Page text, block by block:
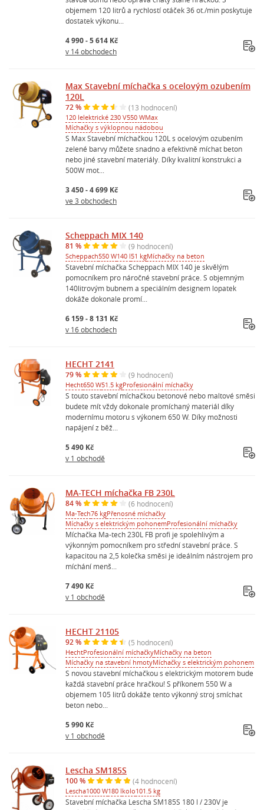
objemem 120 litrů a rychlostí otáček 36 ot./min poskytuje
dostatek výkonu...
4 990 - 5 614 Kč
v 14 obchodech
Max Stavební míchačka s ocelovým ozubením
120L
72 % (13 hodnocení)
120 lelektrické 230 V550 WMax
Míchačky s výklopnou nádobou
S Max Stavební míchačkou 120L s ocelovým ozubením
zelené barvy můžete snadno a efektivně míchat beton
nebo jiné stavební materiály. Díky kvalitní konstrukci a
500W mot...
3 450 - 4 699 Kč
ve 3 obchodech
Scheppach MIX 140
81 % (9 hodnocení)
Scheppach550 W140 l51 kgMíchačky na beton
Stavební míchačka Scheppach MIX 140 je skvělým
pomocníkem pro náročné stavební práce. S objemným
140litrovým bubnem a speciálním designem lopatek
dokáže dokonale promí...
6 159 - 8 131 Kč
v 16 obchodech
HECHT 2141
79 % (9 hodnocení)
Hecht650 W51.5 kgProfesionální míchačky
S touto stavební míchačkou betonové nebo maltové směsi
budete mít vždy dokonale promíchaný materiál díky
modernímu motoru s výkonem 650 W. Díky možnosti
napájení z běž...
5 490 Kč
v 1 obchodě
MA-TECH míchačka FB 230L
84 % (6 hodnocení)
Ma-Tech76 kgPřenosné míchačky
Míchačky s elektrickým pohonemProfesionální míchačky
Míchačka Ma-tech 230L FB profi je spolehlivým a
výkonným pomocníkem pro střední stavební práce. S
kapacitou na 2,5 kolečka směsi je ideálním nástrojem pro
míchání menš...
7 490 Kč
v 1 obchodě
HECHT 21105
92 % (5 hodnocení)
HechtProfesionální míchačkyMíchačky na beton
Míchačky na stavební hmotyMíchačky s elektrickým pohonem
S novou stavební míchačkou s elektrickým motorem bude
každá stavební práce hračkou! S příkonem 550 W a
objemem 105 litrů dokáže tento výkonný stroj smíchat
beton nebo...
5 990 Kč
v 1 obchodě
Lescha SM185S
100 % (4 hodnocení)
Lescha1000 W180 lkolo101.5 kg
Stavební míchačka Lescha SM185S 180 l / 230V je